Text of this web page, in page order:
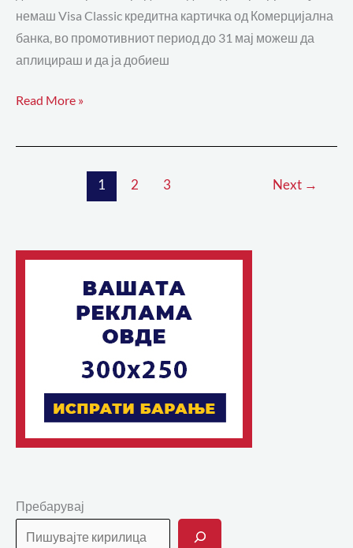
немаш Visa Classic кредитна картичка од Комерцијална
банка, во промотивниот период до 31 мај можеш да
аплицираш и да ја добиеш
Read More »
1 2 3 Next →
Пребарувај